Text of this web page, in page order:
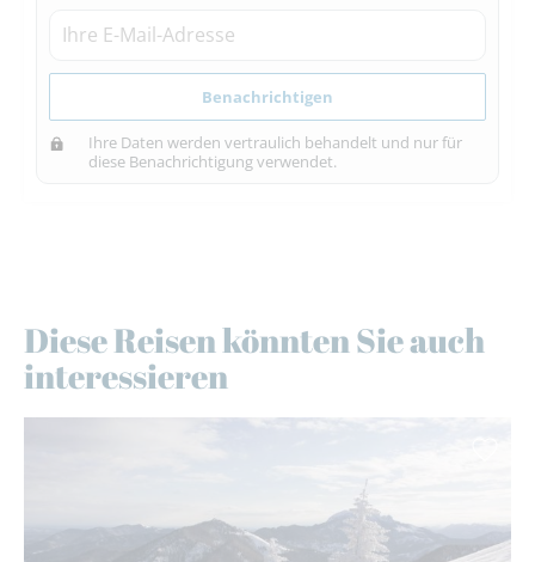
Benachrichtigen
Ihre Daten werden vertraulich behandelt und nur für
diese Benachrichtigung verwendet.
Diese Reisen könnten Sie auch
interessieren